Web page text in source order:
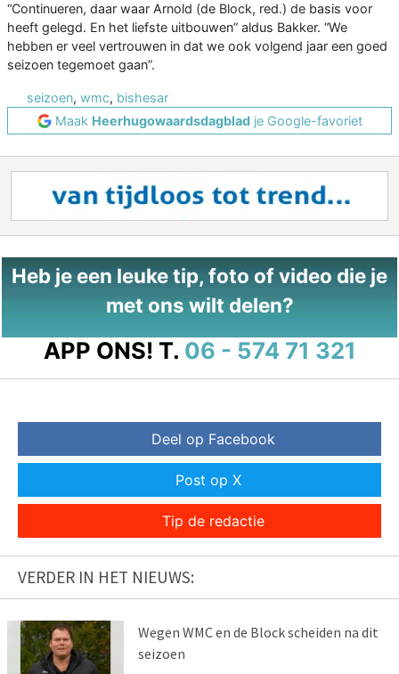
“Continueren, daar waar Arnold (de Block, red.) de basis voor
heeft gelegd. En het liefste uitbouwen” aldus Bakker. “We
hebben er veel vertrouwen in dat we ook volgend jaar een goed
seizoen tegemoet gaan”.
seizoen, wmc, bishesar
Maak Heerhugowaardsdagbladje Google-favoriet
Heb je een leuke tip, foto of video die je
met ons wilt delen?
APP ONS! T. 06 - 574 71 321
Deel op Facebook
Post op X
Tip de redactie
VERDER IN HET NIEUWS:
Wegen WMC en de Block scheiden na dit
seizoen